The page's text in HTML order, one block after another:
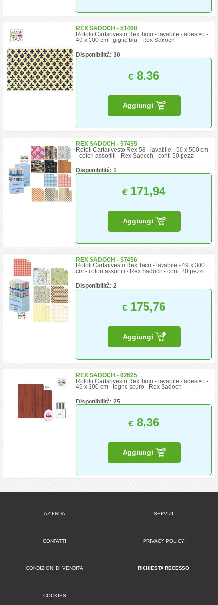
REX SADOCH - 51468
Rotolo Cartarivesto Rex Taco - lavabile - adesivo -
49 x 300 cm - giglio blu - Rex Sadoch
Disponibilità: 30
€ 8,36
Aggiungi
REX SADOCH - 57455
Rotoli Cartarivesto Rex 58 - lavabile - 50 x 500 cm
- colori assortiti - Rex Sadoch - conf. 50 pezzi
Disponibilità: 1
€ 171,94
Aggiungi
REX SADOCH - 57456
Rotoli Cartarivesto Rex Taco - lavabile - 49 x 300
cm - colori assortiti - Rex Sadoch - conf. 20 pezzi
Disponibilità: 2
€ 175,76
Aggiungi
REX SADOCH - 62625
Rotolo Cartarivesto Rex Taco - lavabile - adesivo -
49 x 300 cm - legno scuro - Rex Sadoch
Disponibilità: 25
€ 8,36
Aggiungi
AZIENDA SERVIZI
CONTATTI PRIVACY POLICY
CONDIZIONI DI VENDITA RICHIESTA RECESSO
COOKIES